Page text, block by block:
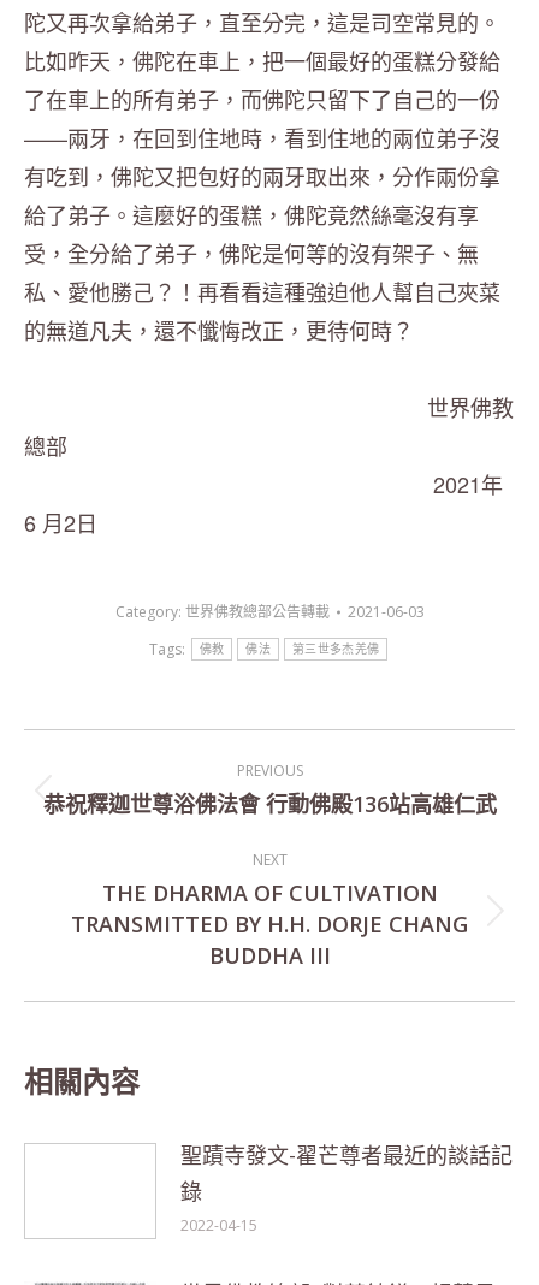
陀又再次拿給弟子，直至分完，這是司空常見的。
比如昨天，佛陀在車上，把一個最好的蛋糕分發給
了在車上的所有弟子，而佛陀只留下了自己的一份
——兩牙，在回到住地時，看到住地的兩位弟子沒
有吃到，佛陀又把包好的兩牙取出來，分作兩份拿
給了弟子。這麼好的蛋糕，佛陀竟然絲毫沒有享
受，全分給了弟子，佛陀是何等的沒有架子、無
私、愛他勝己？！再看看這種強迫他人幫自己夾菜
的無道凡夫，還不懺悔改正，更待何時？
世界佛教
總部
2021年
6 月2日
Category: 世界佛教總部公告轉載
2021-06-03
Tags:
佛教 佛法 第三世多杰羌佛
navigation
PREVIOUS
Previous
恭祝釋迦世尊浴佛法會 行動佛殿136站高雄仁武
NEXT
Next
post:
THE DHARMA OF CULTIVATION
TRANSMITTED BY H.H. DORJE CHANG
BUDDHA III
相關內容
聖蹟寺發文-翟芒尊者最近的談話記
錄
2022-04-15